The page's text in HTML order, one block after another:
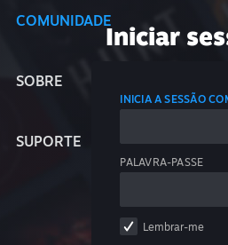
COMUNIDADE
SOBRE
SUPORTE
Iniciar
INICIA A SESSÃO
PALAVRA-PASSE
Lembrar-me